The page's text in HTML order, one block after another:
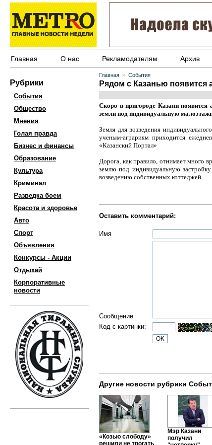
Главная О нас Рекламодателям Архив
Рубрики
События
Общество
Мнения
Голая правда
Бизнес и финансы
Образование
Культура
Криминал
Разведка боем
Красота и здоровье
Авто
Спорт
Объявления
Конкурсы - Акции
Отдыхай
Корпоративные
новости
Главная » События
Рядом с Казанью появится
Скоро в пригороде Казани
земли под индивидуальную
Земля для возведения
ученым-аграриям приходится
«Казанский Портал»
Дорога, как правило, отнимает много
землю под индивидуальную
возведению собственных коттеджей.
Оставить комментарий:
Имя
Сообщение
Код с картинки:
Другие новости рубрики
«Козью слободу»
решили не трогать
Мэр Казани
получил